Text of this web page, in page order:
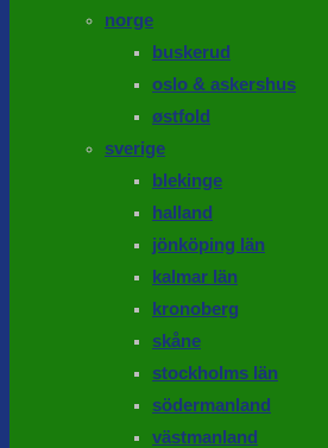
norge
buskerud
oslo & askershus
østfold
sverige
blekinge
halland
jönköping län
kalmar län
kronoberg
skåne
stockholms län
södermanland
västmanland